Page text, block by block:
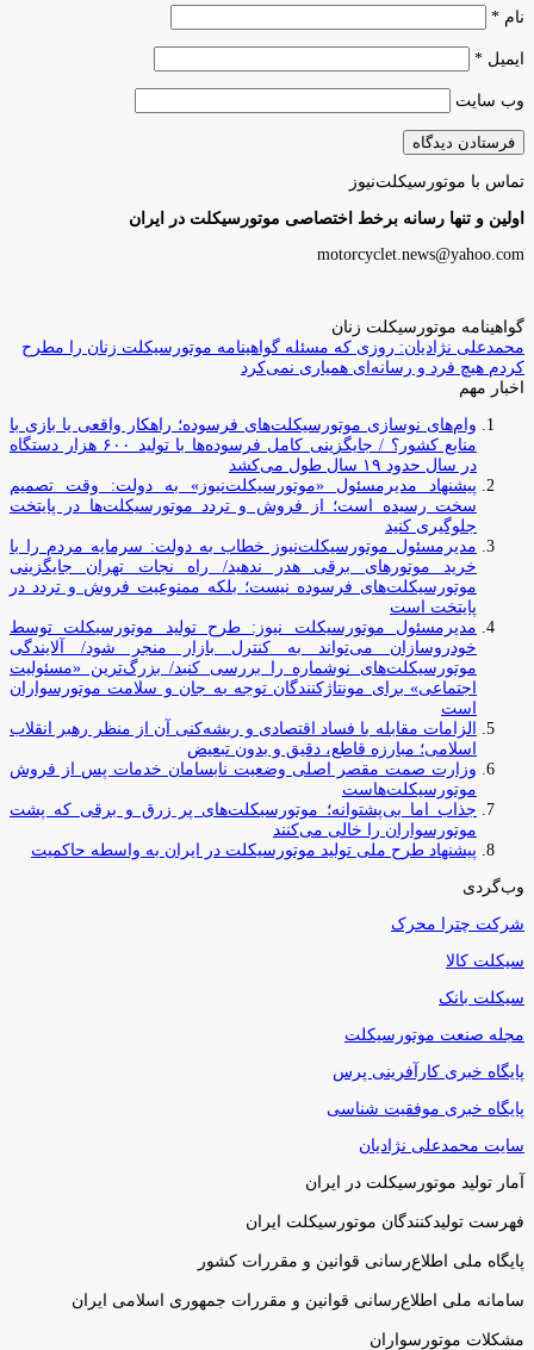
نام *
ایمیل *
وب‌ سایت
تماس با موتورسیکلت‌نیوز
اولین و تنها رسانه برخط اختصاصی موتورسیکلت در ایران
motorcyclet.news@yahoo.com
گواهینامه موتورسیکلت زنان
محمدعلی نژادیان: روزی که مسئله گواهینامه موتورسیکلت زنان را مطرح
کردم هیچ فرد و رسانه‌ای همیاری نمی‌کرد
اخبار مهم
وام‌های نوسازی موتورسیکلت‌های فرسوده؛ راهکار واقعی یا بازی با
منابع کشور؟ / جایگزینی کامل فرسوده‌ها با تولید ۶۰۰ هزار دستگاه
در سال حدود ۱۹ سال طول می‌کشد
پیشنهاد مدیرمسئول «موتورسیکلت‌نیوز» به دولت: وقت تصمیم
سخت رسیده است؛ از فروش و تردد موتورسیکلت‌ها در پایتخت
جلوگیری کنید
مدیرمسئول موتورسیکلت‌نیوز خطاب به دولت: سرمایه مردم را با
خرید موتورهای برقی هدر ندهید/ راه نجات تهران جایگزینی
موتورسیکلت‌های فرسوده نیست؛ بلکه ممنوعیت فروش و تردد در
پایتخت است
مدیرمسئول موتورسیکلت نیوز: طرح تولید موتورسیکلت توسط
خودروسازان می‌تواند به کنترل بازار منجر شود/ آلایندگی
موتورسیکلت‌های نوشماره را بررسی کنید/ بزرگ‌ترین «مسئولیت
اجتماعی» برای مونتاژکنندگان توجه به جان و سلامت موتورسواران
است
الزامات مقابله با فساد اقتصادی و ریشه‌کنی آن از منظر رهبر انقلاب
اسلامی؛ مبارزه قاطع، دقیق و بدون تبعیض
وزارت صمت مقصر اصلی وضعیت نابسامان خدمات پس از فروش
موتورسیکلت‌هاست
جذاب اما بی‌پشتوانه؛ موتورسیکلت‌های پر زرق‌ و برقی که پشت
موتورسواران را خالی می‌کنند
پیشنهاد طرح ملی تولید موتورسیکلت در ایران به واسطه حاکمیت
وب‌گردی
شرکت چترا محرک
سیکلت کالا
سیکلت بانک
مجله صنعت موتورسیکلت
پایگاه خبری کارآفرینی پرس
پایگاه خبری موفقیت شناسی
سایت محمدعلی نژادیان
آمار تولید موتورسیکلت در ایران
فهرست تولیدکنندگان موتورسیکلت ایران
پایگاه ملی اطلاع‌رسانی قوانین و مقررات کشور
سامانه ملی اطلاع‌رسانی قوانین و مقررات جمهوری اسلامی ایران
مشکلات موتورسواران